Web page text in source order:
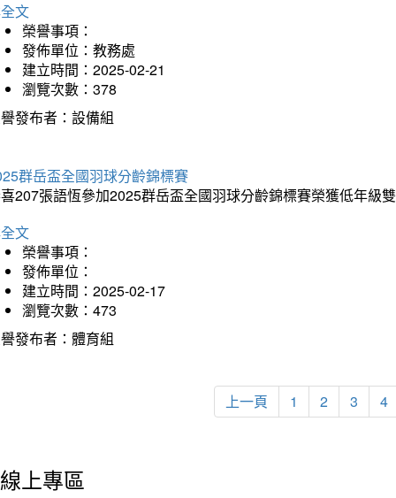
文
榮譽事項：
發佈單位：教務處
建立時間：2025-02-21
瀏覽次數：378
發布者：設備組
群岳盃全國羽球分齡錦標賽
207張語恆參加2025群岳盃全國羽球分齡錦標賽榮獲低年級
文
榮譽事項：
發佈單位：
建立時間：2025-02-17
瀏覽次數：473
發布者：體育組
上一頁 1 2 3 4
線上專區